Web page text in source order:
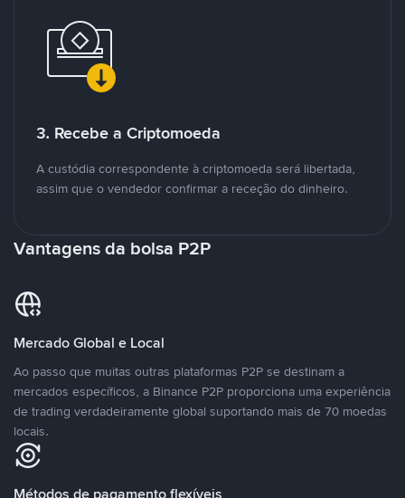
3. Recebe a Criptomoeda
A custódia correspondente à criptomoeda será libertada,
assim que o vendedor confirmar a receção do dinheiro.
Vantagens da bolsa P2P
Mercado Global e Local
Ao passo que muitas outras plataformas P2P se destinam a
mercados específicos, a Binance P2P proporciona uma experiência
de trading verdadeiramente global suportando mais de 70 moedas
locais.
Métodos de pagamento flexíveis